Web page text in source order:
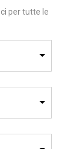
per tutte le